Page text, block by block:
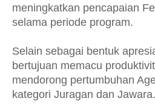
meningkatkan pencapaian
selama periode program.
Selain sebagai bentuk
bertujuan memacu
mendorong pertumbuhan
kategori Juragan dan Jawara.